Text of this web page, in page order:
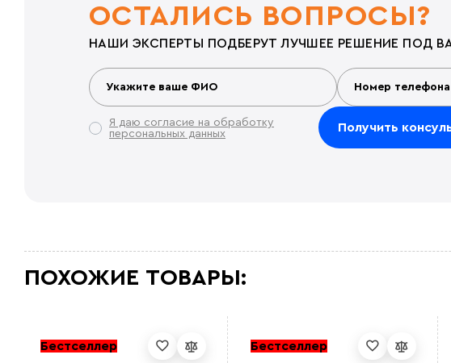
ОСТАЛИСЬ ВОПРОСЫ?
НАШИ ЭКСПЕРТЫ ПОДБЕРУТ ЛУЧШЕЕ РЕШЕНИЕ ПОД
Я даю согласие на обработку
персональных данных
ПОХОЖИЕ ТОВАРЫ:
Бестселлер Бестселлер